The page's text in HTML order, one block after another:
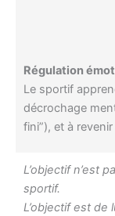
Régulation
Le sportif
décrochage
fini”), et à
L’objectif n’est
sportif.
L’objectif est de